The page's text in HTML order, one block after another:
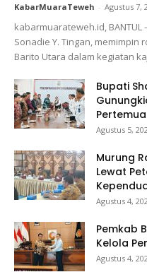
KabarMuaraTeweh - Agustus 7,
kabarmuarateweh.id, BANTUL
Sonadie Y. Tingan,
Barito Utara dalam kegiatan
Bupati
Agustus 5,
Murung
Lewat
Agustus 4,
Pemkab
Kelola
Agustus 4,